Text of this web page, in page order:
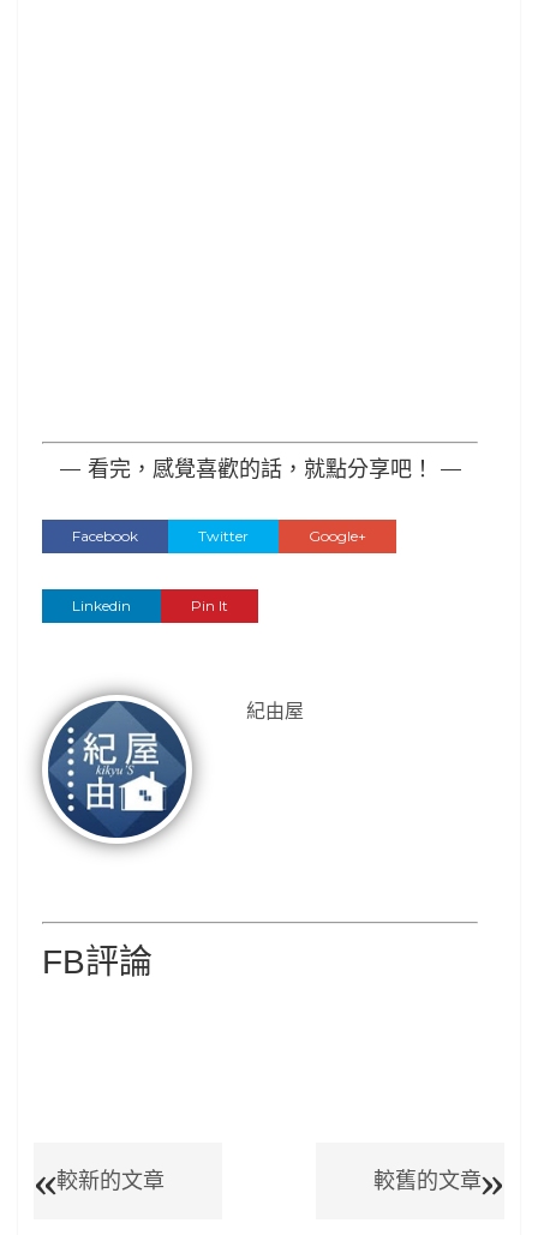
— 看完，感覺喜歡的話，就點分享吧！ —
Facebook Twitter Google+
Linkedin Pin It
紀由屋
FB評論
較新的文章 較舊的文章